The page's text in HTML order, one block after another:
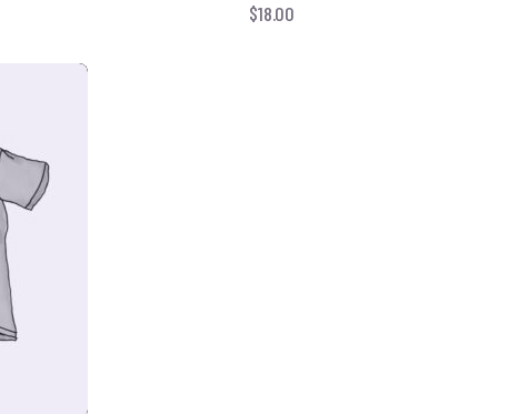
$18.00